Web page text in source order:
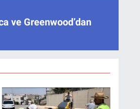
ve Greenwood’dan